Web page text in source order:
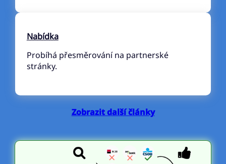
Nabídka
Probíhá přesměrování na partnerské
stránky.
Zobrazit další články